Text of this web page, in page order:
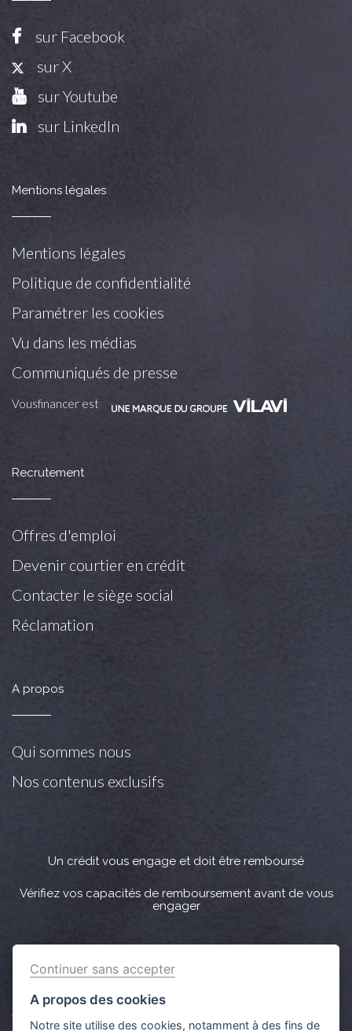
sur Facebook
sur X
sur Youtube
sur LinkedIn
Mentions légales
Mentions légales
Politique de confidentialité
Paramétrer les cookies
Vu dans les médias
Communiqués de presse
Vousfinancer est
Recrutement
Offres d'emploi
Devenir courtier en crédit
Contacter le siège social
Réclamation
A propos
Qui sommes nous
Nos contenus exclusifs
Un crédit vous engage et doit être remboursé
Vérifiez vos capacités de remboursement avant de vous
engager
Crédit immobilier : Vous bénéficiez d’un délai légal de
réflexion de 10 jours. Lorsque la vente est subordonnée à
l'obtention d’un prêt et si celui-ci n’est pas obtenu, le
vendeur doit rembourser les sommes versées par
Continuer sans accepter
A propos des cookies
Notre site utilise des cookies, notamment à des fins de